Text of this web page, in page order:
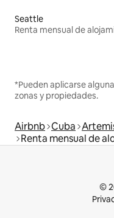
Seattle
*Pueden aplicarse
zonas y propiedades.
Airbnb Cuba
Renta mensual de
©